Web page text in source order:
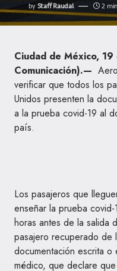
byStaff Raudal 2
Ciudad de México,
Comunicación).—
verificar que todos los
Unidos presenten la
a la prueba covid-19 al
país.
Los pasajeros que
enseñar la prueba
horas antes de la salida
pasajero recuperado de
documentación escrita o
médico, que declare